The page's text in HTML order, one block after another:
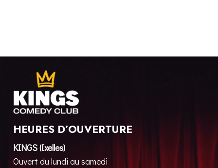
HEURES D’OUVERTURE
KINGS (Ixelles)
Ouvert du lundi au samedi